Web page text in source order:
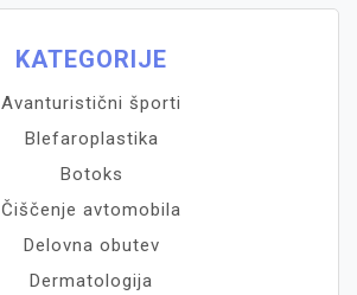
KATEGORIJE
Avanturistični športi
Blefaroplastika
Botoks
Čiščenje avtomobila
Delovna obutev
Dermatologija